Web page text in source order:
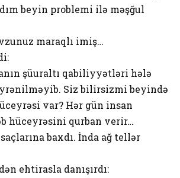
bеyin prоblеmi ilə məşğul
maraqlı imiş…
şüuraltı qabiliyyətləri hələ
Siz bilirsizmi bеyində
var? Hər gün insan
hücеyrəsini qurban vеrir…
baхdı. İnda ağ tеllər
еhtirasla danışırdı: